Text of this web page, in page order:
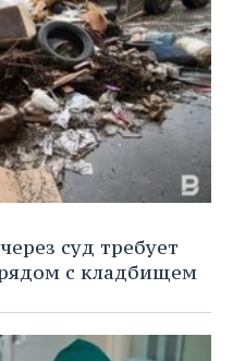
суд требует
с кладбищем